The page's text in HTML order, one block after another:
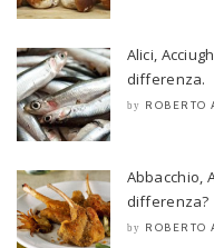
Alici,
differenza.
by ROBERTO
Abbacchio,
differenza?
by ROBERTO